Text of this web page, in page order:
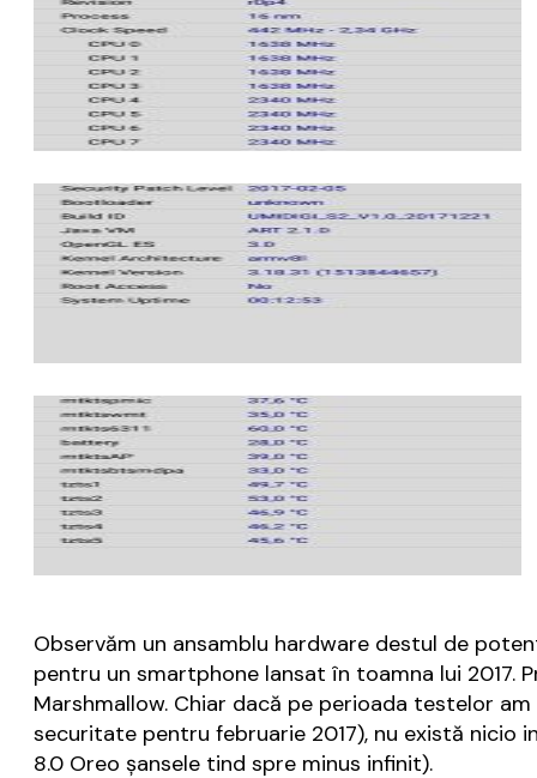
Observăm un ansamblu hardware destul de
pentru un smartphone lansat în toamna lui 2017.
Marshmallow. Chiar dacă pe perioada testelor
securitate pentru februarie 2017), nu există nicio
8.0 Oreo şansele tind spre minus infinit).